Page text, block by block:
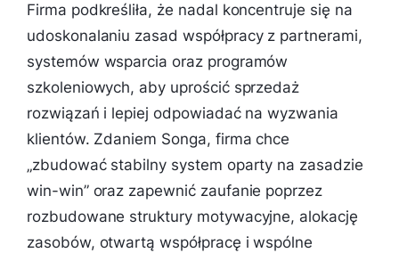
Firma podkreśliła, że nadal koncentruje się na
udoskonalaniu zasad współpracy z partnerami,
systemów wsparcia oraz programów
szkoleniowych, aby uprościć sprzedaż
rozwiązań i lepiej odpowiadać na wyzwania
klientów. Zdaniem Songa, firma chce
„zbudować stabilny system oparty na zasadzie
win-win” oraz zapewnić zaufanie poprzez
rozbudowane struktury motywacyjne, alokację
zasobów, otwartą współpracę i wspólne